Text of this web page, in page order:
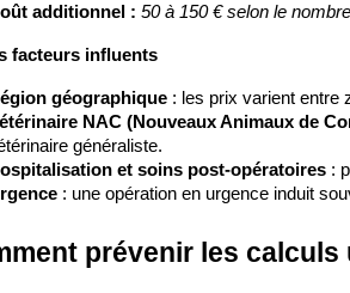
additionnel : 50 à 150 € selon le
facteurs influents
géographique : les prix varient entre
NAC (Nouveaux Animaux de
généraliste.
et soins post-opératoires :
: une opération en urgence induit
prévenir les